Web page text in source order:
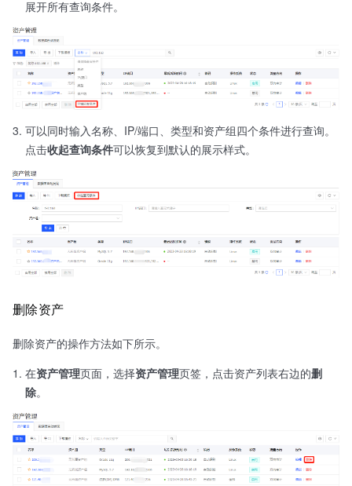
展开所有查询条件。
可以同时输入名称、IP/端口、类型和资产组四个条件进行查询。
点击收起查询条件可以恢复到默认的展示样式。
删除资产
删除资产的操作方法如下所示。
在资产管理页面，选择资产管理页签，点击资产列表右边的删
除。